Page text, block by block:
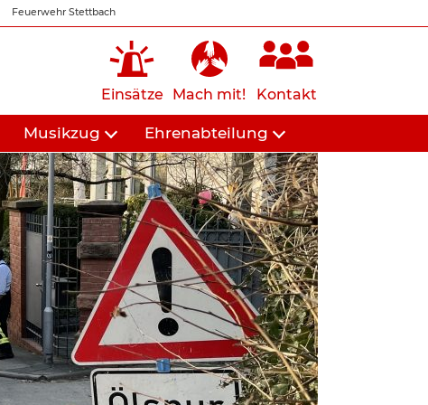
Feuerwehr Stettbach
Einsätze Mach mit! Kontakt
Musikzug Ehrenabteilung